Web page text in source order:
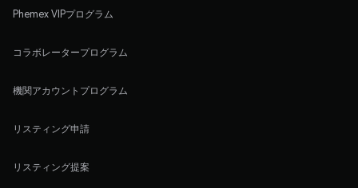
Phemex VIPプログラム
コラボレータープログラム
機関アカウントプログラム
リスティング申請
リスティング提案